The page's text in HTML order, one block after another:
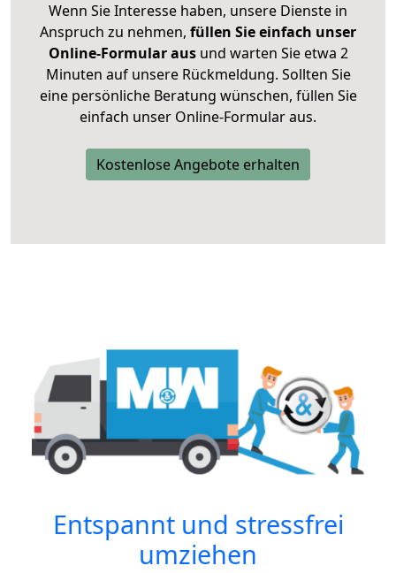
Wenn Sie Interesse haben, unsere Dienste in
Anspruch zu nehmen, füllen Sie einfach unser
Online-Formular ausund warten Sie etwa 2
Minuten auf unsere Rückmeldung. Sollten Sie
eine persönliche Beratung wünschen, füllen Sie
einfach unser Online-Formular aus.
Kostenlose Angebote erhalten
Entspannt und stressfrei
umziehen